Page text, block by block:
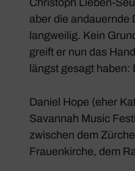
aber die andau­ernde
lang­weilig. Kein
greift er nun das
längst gesagt haben:
Daniel Hope (eher
Savannah Music
zwischen dem
Frau­en­kirche, dem